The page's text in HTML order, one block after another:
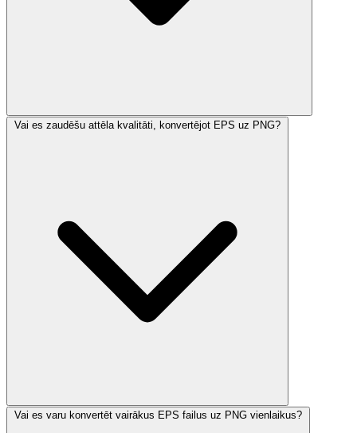
Vai es zaudēšu attēla kvalitāti, konvertējot EPS uz PNG?
Vai es varu konvertēt vairākus EPS failus uz PNG vienlaikus?